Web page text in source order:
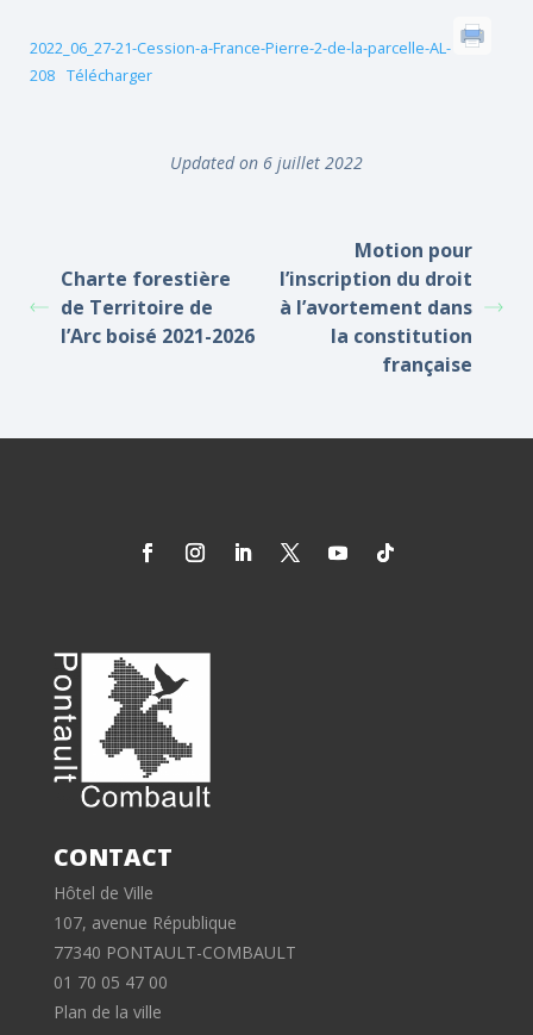
2022_06_27-21-Cession-a-France-Pierre-2-de-la-parcelle-AL-
208 Télécharger
Updated on 6 juillet 2022
Charte forestière
de Territoire de
l’Arc boisé 2021-2026
Motion pour
l’inscription du droit
à l’avortement dans
la constitution
française
CONTACT
Hôtel de Ville
107, avenue République
77340 PONTAULT-COMBAULT
01 70 05 47 00
Plan de la ville